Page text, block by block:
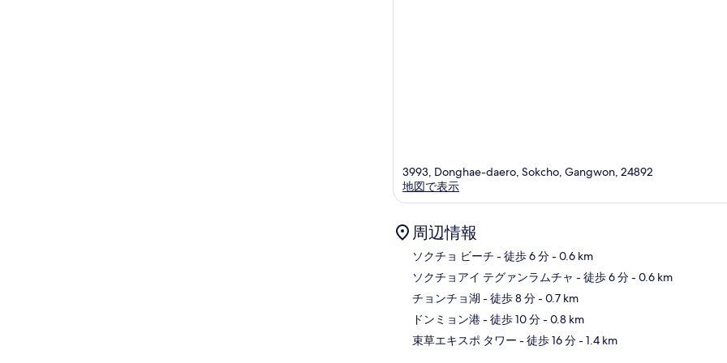
3993, Donghae-daero, Sokcho, Gangwon, 24892
地図で表示
周辺情報
ソクチョ ビーチ - 徒歩 6 分- 0.6 km
ソクチョアイ テグァンラムチャ - 徒歩 6 分- 0.6 km
チョンチョ湖 - 徒歩 8 分- 0.7 km
ドンミョン港- 徒歩 10 分- 0.8 km
束草エキスポ タワー - 徒歩 16 分- 1.4 km